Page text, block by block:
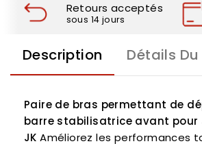
Retours acceptés
sous 14 jours
Description Détails
Paire de bras permettant de
barre stabilisatrice avant pour
JK Améliorez les performances